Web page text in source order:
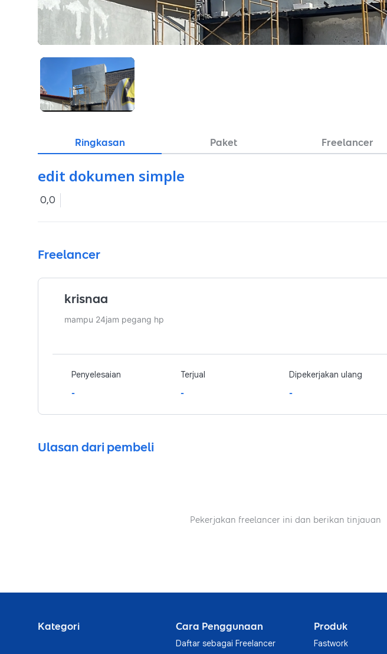
Ringkasan Paket Freelancer
edit dokumen simple
0,0
Freelancer
krisnaa
mampu 24jam pegang hp
Penyelesaian
-
Terjual
-
Dipekerjakan ulang
-
Ulasan dari pembeli
Pekerjakan freelancer ini dan berikan tinjauan
Kategori Cara Penggunaan
Daftar sebagai Freelancer
Produk
Fastwork